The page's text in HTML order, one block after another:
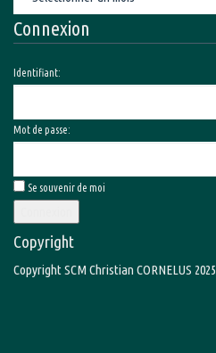
Connexion
Identifiant:
Mot de passe:
Se souvenir de moi
Copyright
Copyright SCM Christian CORNELUS 2025